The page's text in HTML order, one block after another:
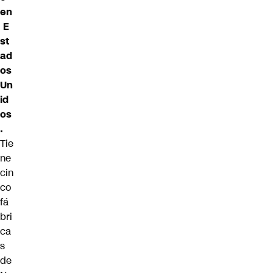
en
E
st
ad
os
Un
id
os
.
Tie
ne
cin
co
fá
bri
ca
s
de